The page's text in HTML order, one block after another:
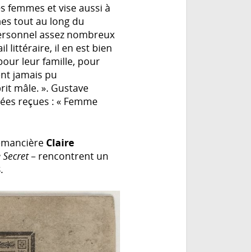
femmes et vise aussi à
tout au long du
assez nombreux
littéraire, il en est bien
leur famille, pour
jamais pu
mâle. ». Gustave
reçues : « Femme
Claire
– rencontrent un